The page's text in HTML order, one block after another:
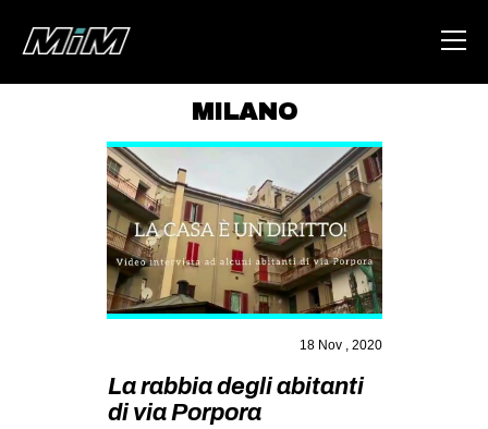
ABOUT
AREA
DEGENERAZIONE
GAZA FREESTYLE
CSOA LAMBRETTA
MSM
STUDENTI TSUNAMI
MILANO
18 Nov , 2020
La rabbia degli abitanti
di via Porpora